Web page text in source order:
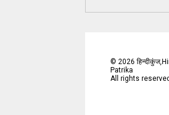
©2026
Patrika
All rights